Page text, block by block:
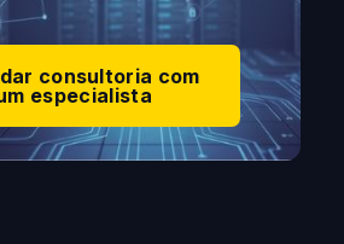
consultoria com
especialista